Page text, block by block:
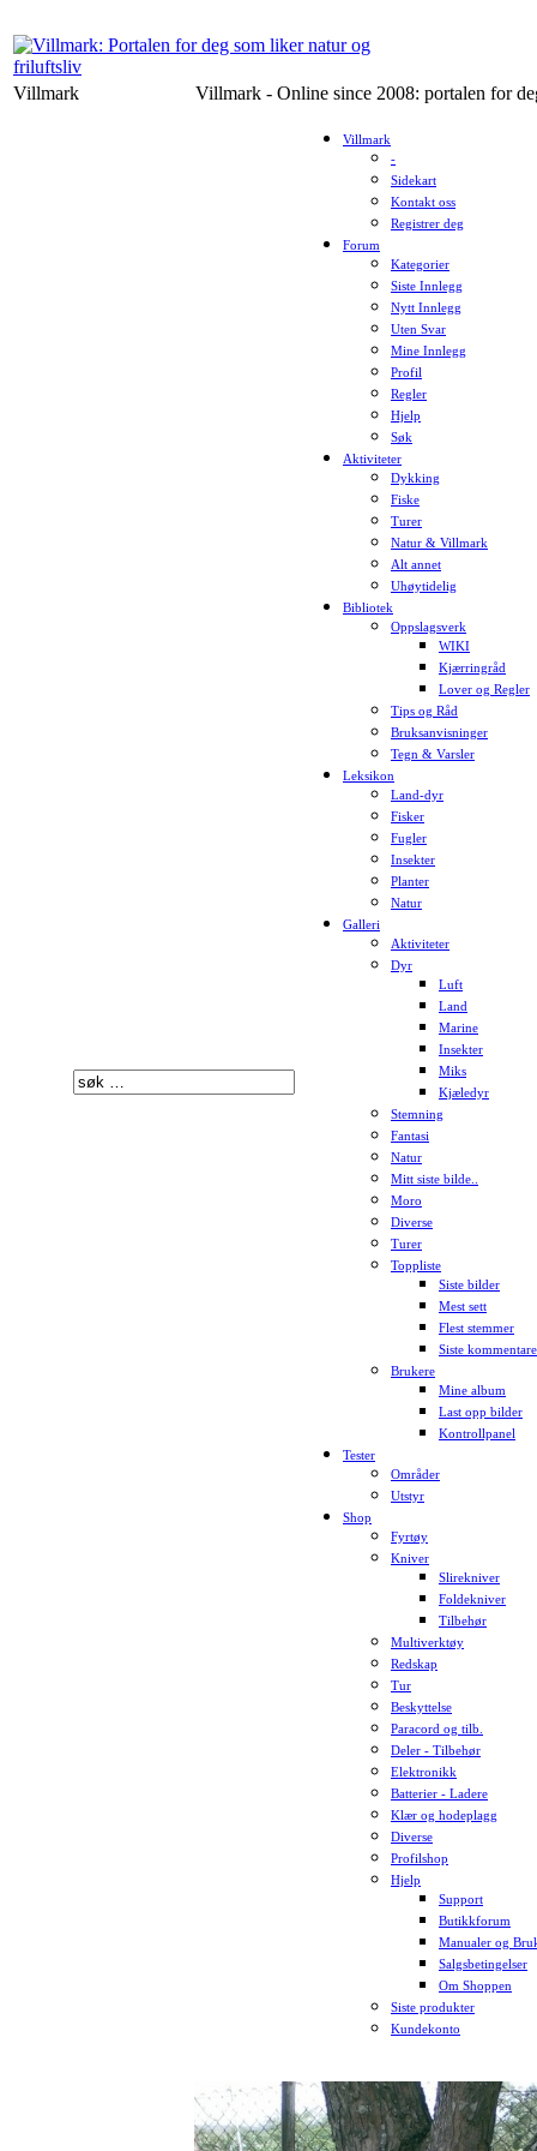
Villmark Villmark - Online since 2008: portalen for
Villmark
-
Sidekart
Kontakt oss
Registrer deg
Forum
Kategorier
Siste Innlegg
Nytt Innlegg
Uten Svar
Mine Innlegg
Profil
Regler
Hjelp
Søk
Aktiviteter
Dykking
Fiske
Turer
Natur & Villmark
Alt annet
Uhøytidelig
Bibliotek
Oppslagsverk
WIKI
Kjærringråd
Lover og Regler
Tips og Råd
Bruksanvisninger
Tegn & Varsler
Leksikon
Land-dyr
Fisker
Fugler
Insekter
Planter
Natur
Galleri
Aktiviteter
Dyr
Luft
Land
Marine
Insekter
Miks
Kjæledyr
Stemning
Fantasi
Natur
Mitt siste bilde..
Moro
Diverse
Turer
Toppliste
Siste bilder
Mest sett
Flest stemmer
Siste
Brukere
Mine album
Last opp bilder
Kontrollpanel
Tester
Områder
Utstyr
Shop
Fyrtøy
Kniver
Slirekniver
Foldekniver
Tilbehør
Multiverktøy
Redskap
Tur
Beskyttelse
Paracord og tilb.
Deler - Tilbehør
Elektronikk
Batterier - Ladere
Klær og hodeplagg
Diverse
Profilshop
Hjelp
Support
Butikkforum
Manualer og
Salgsbetingelser
Om Shoppen
Siste produkter
Kundekonto